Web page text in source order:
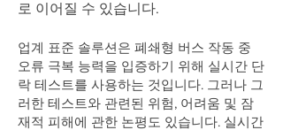
로 이어질 수 있습니다.
업계 표준 솔루션은 폐쇄형 버스 작동 중
오류 극복 능력을 입증하기 위해 실시간 단
락 테스트를 사용하는 것입니다. 그러나 그
러한 테스트와 관련된 위험, 어려움 및 잠
재적 피해에 관한 논평도 있습니다. 실시간